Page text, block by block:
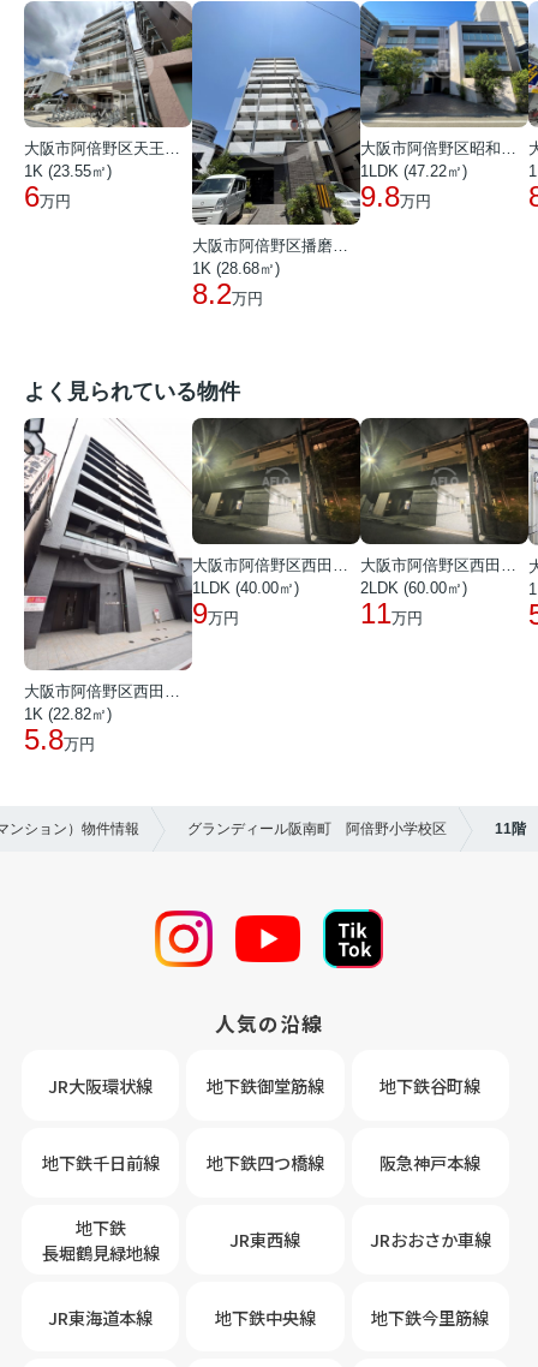
1K (23.55㎡)
6万円
大阪市阿倍野区播磨町１丁目
1K (28.68㎡)
8.2万円
1LDK (47.22㎡)
9.8万円
よく見られている物件
大阪市阿倍野区西田辺町１丁目
1K (22.82㎡)
5.8万円
大阪市阿倍野区西田辺町１丁目
1LDK (40.00㎡)
9万円
大阪市阿倍野区西田辺町１丁目
2LDK (60.00㎡)
11万円
ンション）物件情報 グランディール阪南町 阿倍野小学校区 11階
人気の沿線
JR大阪環状線 地下鉄御堂筋線 地下鉄谷町線
地下鉄千日前線 地下鉄四つ橋線 阪急神戸本線
地下鉄
長堀鶴見緑地線
JR東西線 JRおおさか車線
JR東海道本線 地下鉄中央線 地下鉄今里筋線